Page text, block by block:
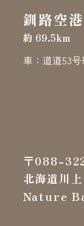
釧路空港
約 69.5km
車：道道53
〒088-
北海道川
Nature